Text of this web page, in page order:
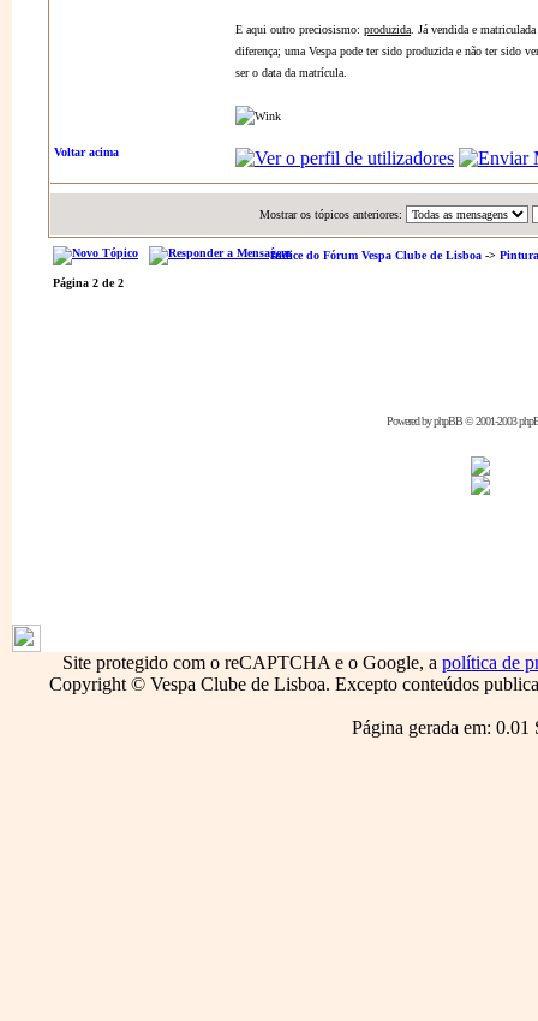
E aqui outro preciosismo: produzida . Já vendida e
diferença; uma Vespa pode ter sido produzida e não ter sido
ser o data da matrícula.
Voltar acima
Mostrar os tópicos anteriores:
Índice do Fórum Vespa Clube de Lisboa -> Pintura
Página 2 de2
Powered byphpBB© 2001-2003
Site protegido com o reCAPTCHA e o Google, a política de
Copyright © Vespa Clube de Lisboa. Excepto conteúdos
Página gerada em: 0.01